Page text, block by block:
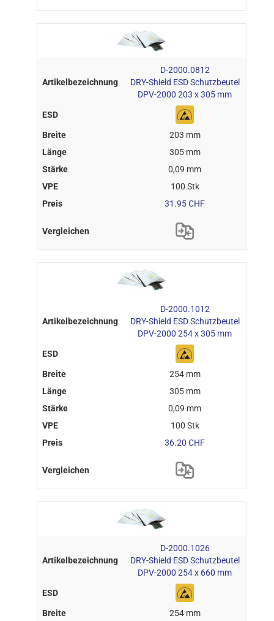
D-2000.0812
DRY-Shield ESD Schutzbeutel
DPV-2000 203 x 305 mm
203 mm
305 mm
0,09 mm
100 Stk
31.95 CHF
D-2000.1012
DRY-Shield ESD Schutzbeutel
DPV-2000 254 x 305 mm
254 mm
305 mm
0,09 mm
100 Stk
36.20 CHF
D-2000.1026
DRY-Shield ESD Schutzbeutel
DPV-2000 254 x 660 mm
254 mm